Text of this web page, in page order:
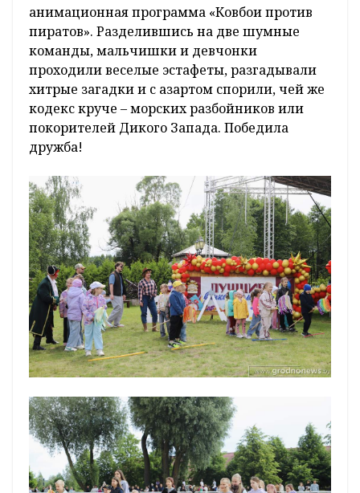
анимационная программа «Ковбои против
пиратов». Разделившись на две шумные
команды, мальчишки и девчонки
проходили веселые эстафеты, разгадывали
хитрые загадки и с азартом спорили, чей же
кодекс круче – морских разбойников или
покорителей Дикого Запада. Победила
дружба!